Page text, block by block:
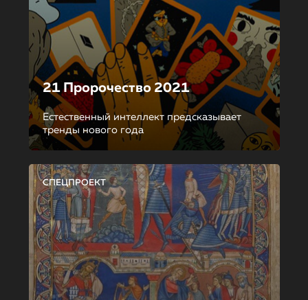
21 Пророчество 2021
Естественный интеллект предсказывает
тренды нового года
СПЕЦПРОЕКТ